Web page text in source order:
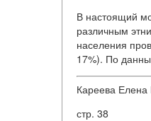
В настоящий
различным
населения
17%). По
Кареева Елена
стр. 38